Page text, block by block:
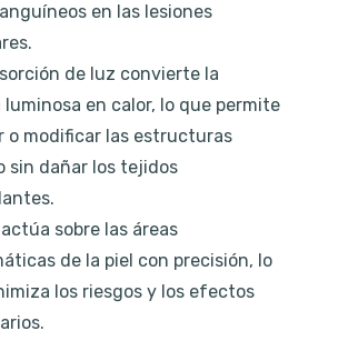
en las lesiones
de luz convierte la
luminosa en calor, lo que permite
o modificar las estructuras
sin dañar los tejidos
actúa sobre las áreas
de la piel con precisión, lo
los riesgos y los efectos